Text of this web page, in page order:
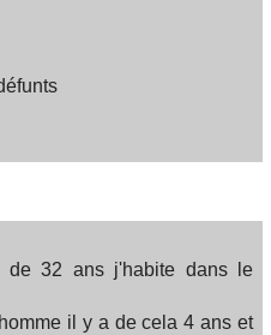
de 32 ans j'habite dans le
il y a de cela 4 ans et